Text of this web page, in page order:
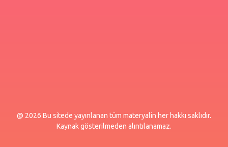
@ 2026 Bu sitede yayınlanan tüm materyalin her hakkı saklıdır.
Kaynak gösterilmeden alıntılanamaz.